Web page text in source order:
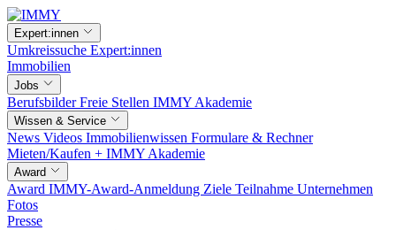
Expert:innen
Umkreissuche Expert:innen
Immobilien
Jobs
BerufsbilderFreie Stellen IMMY Akademie
Wissen & Service
News Videos Immobilienwissen Formulare & Rechner
Mieten/Kaufen + IMMY Akademie
Award
Award IMMY-Award-Anmeldung Ziele Teilnahme Unternehmen
Fotos
Presse